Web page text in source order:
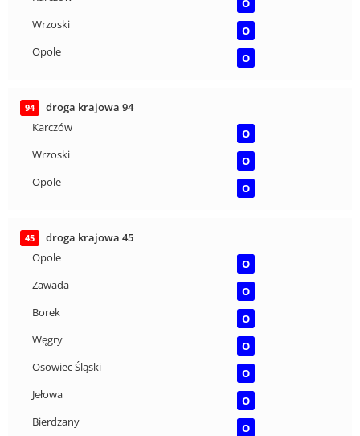
Wrzoski
O
Opole
O
94
droga krajowa 94
Karczów
O
Wrzoski
O
Opole
O
45
droga krajowa 45
Opole
O
Zawada
O
Borek
O
Węgry
O
Osowiec Śląski
O
Jełowa
O
Bierdzany
O